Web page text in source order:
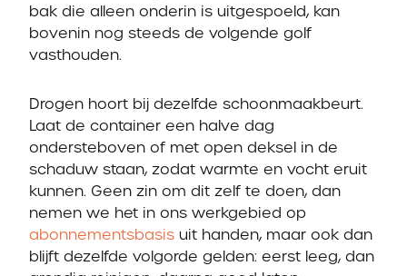
bak die alleen onderin is uitgespoeld, kan
bovenin nog steeds de volgende golf
vasthouden.
Drogen hoort bij dezelfde schoonmaakbeurt.
Laat de container een halve dag
ondersteboven of met open deksel in de
schaduw staan, zodat warmte en vocht eruit
kunnen. Geen zin om dit zelf te doen, dan
nemen we het in ons werkgebied op
abonnementsbasis uit handen, maar ook dan
blijft dezelfde volgorde gelden: eerst leeg, dan